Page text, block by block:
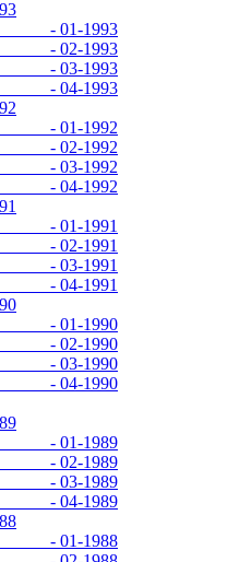
1993
1993
1993
1993
1992
1992
1992
1992
1991
1991
1991
1991
1990
1990
1990
1990
1989
1989
1989
1989
1988